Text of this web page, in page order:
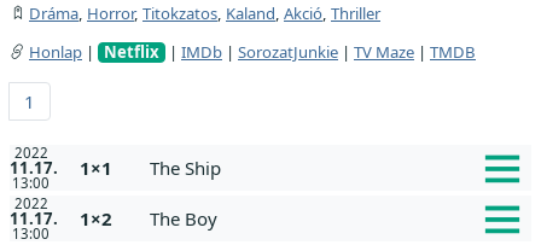
Dráma, Horror, Titokzatos, Kaland, Akció, Thriller
Honlap | Netflix | IMDb | SorozatJunkie | TV Maze | TMDB
1
2022
11.17.
13:00
1×1 The Ship
2022
11.17.
13:00
1×2 The Boy